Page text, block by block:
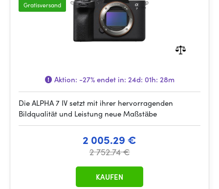
Gratisversand
Aktion: -27%endet in: 24d: 01h: 28m
Die ALPHA 7 IV setzt mit ihrer hervorragenden
Bildqualität und Leistung neue Maßstäbe
2 005.29 €
2 752.74 €
KAUFEN